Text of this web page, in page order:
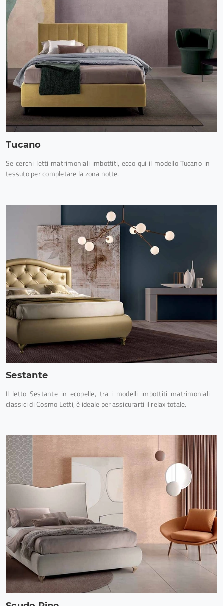
Tucano
Se cerchi letti matrimoniali imbottiti, ecco qui il modello Tucano in
tessuto per completare la zona notte.
Sestante
Il letto Sestante in ecopelle, tra i modelli imbottiti matrimoniali
classici di Cosmo Letti, è ideale per assicurarti il relax totale.